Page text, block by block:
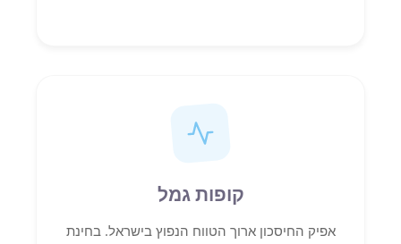
קופות גמל
אפיק החיסכון ארוך הטווח הנפוץ בישראל. בחינת